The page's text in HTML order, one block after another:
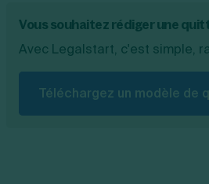
Vous souhaitez rédiger une
Avec Legalstart, c'est simple,
Téléchargez un modèle de